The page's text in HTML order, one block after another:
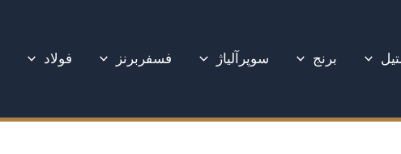
برنج سوپرآلیاژ فسفربرنز فولاد